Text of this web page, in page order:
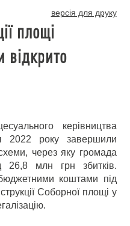
версія для друку
площі
відкрито
керівництва
2022 року завершили
через яку громада
26,8 млн грн збитків.
коштами під
Соборної площі у